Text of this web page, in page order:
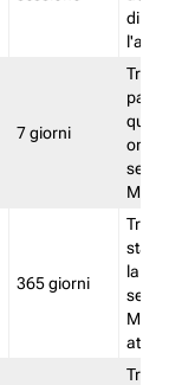
7 giorni
365 giorni
stata
la